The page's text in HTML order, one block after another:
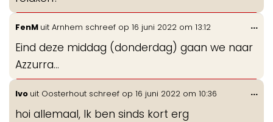
FenM uit Arnhem schreef op 16 juni 2022 om 13:12
Eind deze middag (donderdag) gaan we naar
Azzurra...
...
Ivo uit Oosterhout schreef op 16 juni 2022 om 10:36
hoi allemaal, Ik ben sinds kort erg
...